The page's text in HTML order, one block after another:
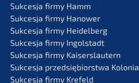
Sukces­ja firmy Hamm
Sukces­ja firmy Hanower
Sukces­ja firmy Heidelberg
Sukces­ja firmy Ingolstadt
Sukces­ja firmy Kaiserslautern
Sukces­ja przedsię­bi­orst­wa Kolonia
Sukces­ja firmy Krefeld